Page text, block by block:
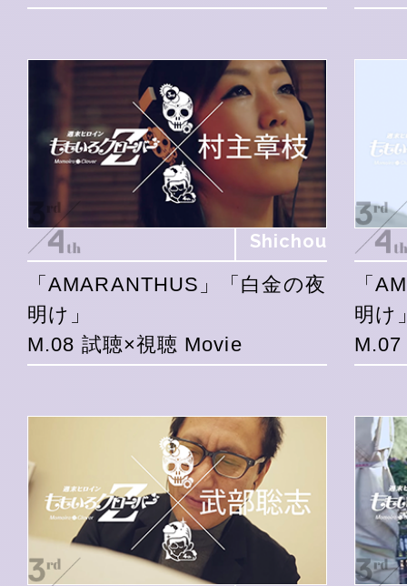
Shichou
「AMARANTHUS」「白金の夜
明け」
M.08 試聴×視聴 Movie
「
明け